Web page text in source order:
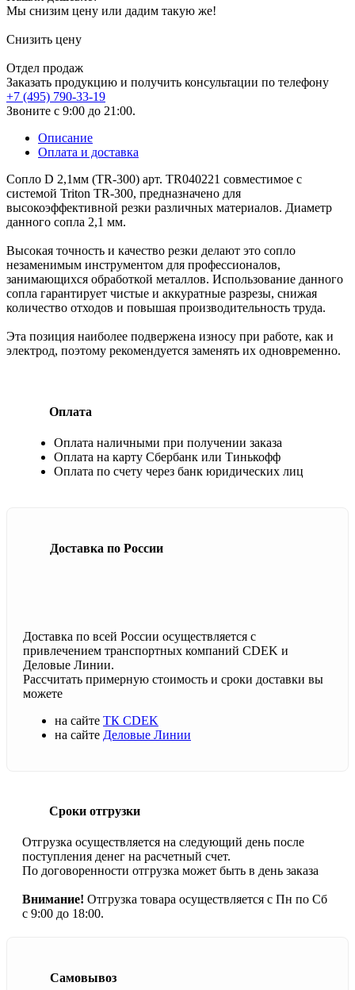
Мы снизим цену или дадим такую же!
Снизить цену
Отдел продаж
Заказать продукцию и получить консультации по телефону
+7 (495) 790-33-19
Звоните с 9:00 до 21:00.
Описание
Оплата и доставка
Сопло D 2,1мм (TR-300) арт. TR040221 совместимое с
системой Triton TR-300, предназначено для
высокоэффективной резки различных материалов. Диаметр
данного сопла 2,1 мм.
Высокая точность и качество резки делают это сопло
незаменимым инструментом для профессионалов,
занимающихся обработкой металлов. Использование данного
сопла гарантирует чистые и аккуратные разрезы, снижая
количество отходов и повышая производительность труда.
Эта позиция наиболее подвержена износу при работе, как и
электрод, поэтому рекомендуется заменять их одновременно.
Оплата
Оплата наличными при получении заказа
Оплата на карту Сбербанк или Тинькофф
Оплата по счету через банк юридических лиц
Доставка по России
Доставка по всей России осуществляется с
привлечением транспортных компаний CDEK и
Деловые Линии.
Рассчитать примерную стоимость и сроки доставки вы
можете
на сайте ТК CDEK
на сайте Деловые Линии
Сроки отгрузки
Отгрузка осуществляется на следующий день после
поступления денег на расчетный счет.
По договоренности отгрузка может быть в день заказа
Внимание! Отгрузка товара осуществляется с Пн по Сб
с 9:00 до 18:00.
Самовывоз